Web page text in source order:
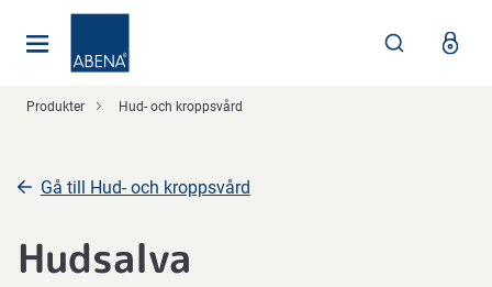
Produkter Hud- och kroppsvård
Gå till Hud- och kroppsvård
Hudsalva